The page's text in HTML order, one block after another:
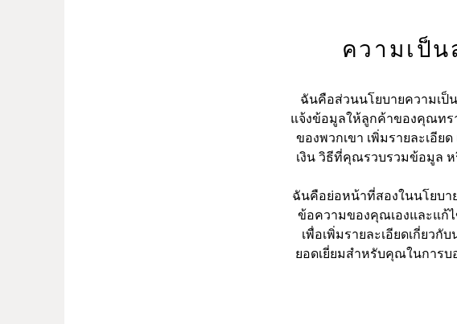
ความเป็
ฉันคือส่วนนโยบายความเป็
แจ้งข้อมูลให้ลูกค้าของคุณทร
ของพวกเขา เพิ่มรายละเอี
เงิน วิธีที่คุณรวบรวมข้อมูล
ฉันคือย่อหน้าที่สองในนโยบา
ข้อความของคุณเองและแก้
เพื่อเพิ่มรายละเอียดเกี่ยว
ยอดเยี่ยมสำหรับคุณในการ